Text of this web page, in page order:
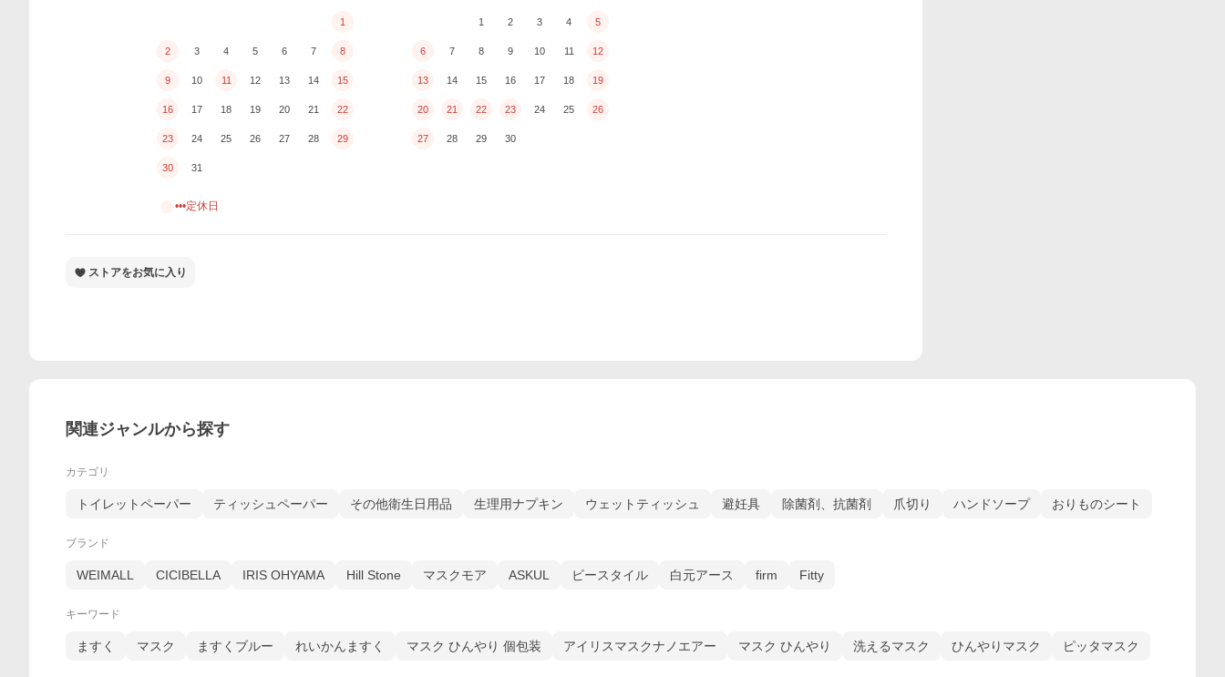
1
2 3 4 5 6 7 8
9 10 11 12 13 14 15
16 17 18 19 20 21 22
23 24 25 26 27 28 29
30 31
1 2 3 4 5
6 7 8 9 10 11 12
13 14 15 16 17 18 19
20 21 22 23 24 25 26
27 28 29 30
•••定休日
ストアをお気に入り
関連ジャンルから探す
カテゴリ
トイレットペーパー ティッシュペーパー その他衛生日用品 生理用ナプキン ウェットティッシュ 避妊具 除菌剤、抗菌剤 爪切り ハンドソープ おりものシート
ブランド
WEIMALL CICIBELLA IRIS OHYAMA Hill Stone マスクモア ASKUL ビースタイル 白元アース firm Fitty
キーワード
ますく マスク ますくブルー れいかんますく マスク ひんやり 個包装 アイリスマスクナノエアー マスク ひんやり 洗えるマスク ひんやりマスク ピッタマスク